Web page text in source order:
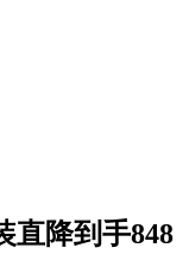
直降到手848